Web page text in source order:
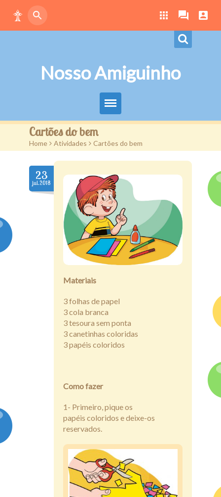
Nosso Amiguinho
Eduque Brincando
Letras
Play
Downloads
Atividades
Assine
Cartões do bem
Home > Atividades > Cartões do bem
23
jul.2018
Materiais
3 folhas depapel
3 cola branca
3 tesoura sem ponta
3 canetinhas coloridas
3 papéis coloridos
Como fazer
1- Primeiro, pique os
papéis coloridos e deixe-os
reservados.